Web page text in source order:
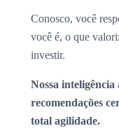
Conosco, você
você é, o que
investir.
Nossa
recomendações
total agilidade.